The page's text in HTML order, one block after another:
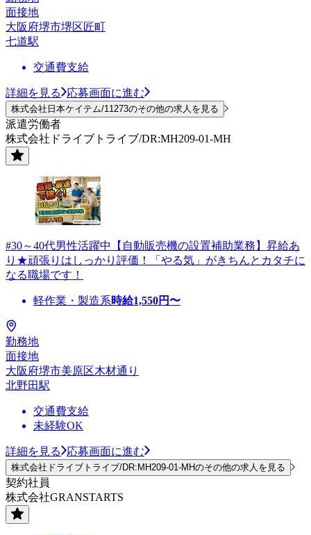
面接地
大阪府堺市堺区匠町
七道駅
交通費支給
詳細を見る 応募画面に進む
株式会社日本ケイテム/11273のその他の求人を見る
派遣労働者
株式会社ドライブトライブ/DR:MH209-01-MH
#30～40代男性活躍中【自動販売機の設置補助業務】昇給あ
り★頑張りはしっかり評価！「やる気」がきちんとカタチに
なる職場です！
軽作業・製造系時給1,550円〜
勤務地
面接地
大阪府堺市美原区木材通り
北野田駅
交通費支給
未経験OK
詳細を見る 応募画面に進む
株式会社ドライブトライブ/DR:MH209-01-MHのその他の求人を見る
契約社員
株式会社GRANSTARTS